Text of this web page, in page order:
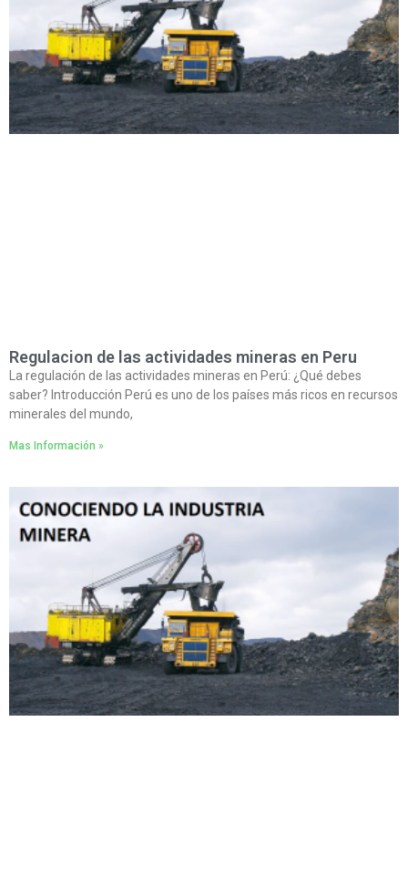
Regulacion de las actividades mineras en Peru
La regulación de las actividades mineras en Perú: ¿Qué debes
saber? Introducción Perú es uno de los países más ricos en recursos
minerales del mundo,
Mas Información »